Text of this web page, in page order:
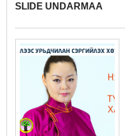
SLIDE UNDARMAA